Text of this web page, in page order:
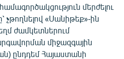
մերժելու
չթողնելով «Սանիթեք»-ին
ժամկետներում
միջազգային
ընդդեմ Հայաստանի